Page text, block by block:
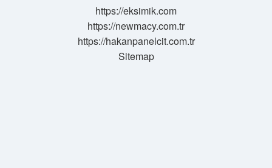
https://eksimik.com
https://newmacy.com.tr
https://hakanpanelcit.com.tr
Sitemap